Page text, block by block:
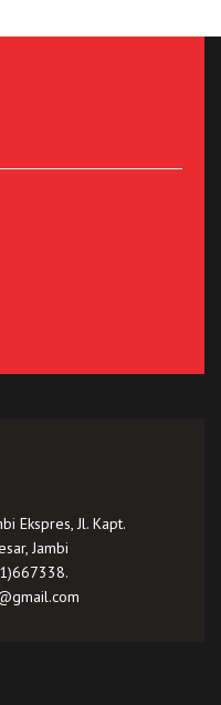
Ekspres, Jl. Kapt.
Jambi